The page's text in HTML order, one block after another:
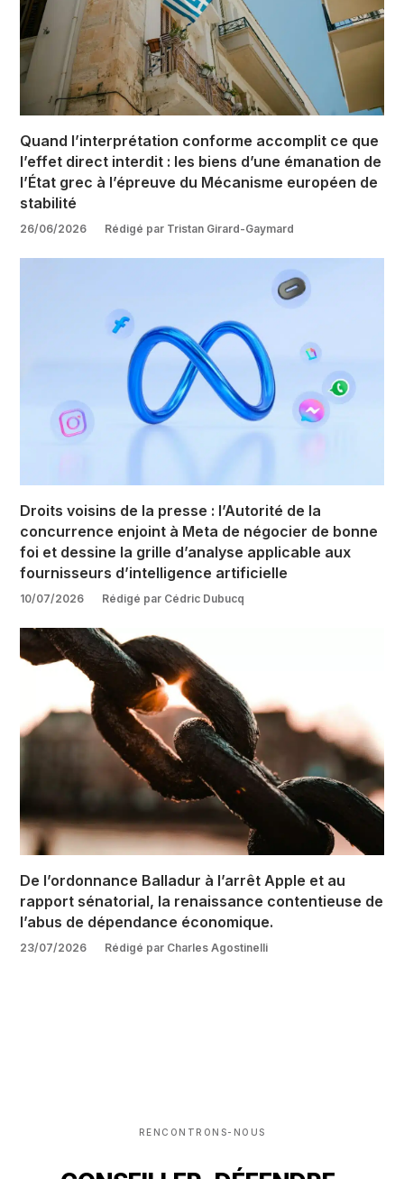
De l’ordonnance Balladur à l’arrêt Apple et au
rapport sénatorial, la renaissance contentieuse de
l’abus de dépendance économique.
23/07/2026 Rédigé par Charles Agostinelli
Droits voisins de la presse : l’Autorité de la
concurrence enjoint à Meta de négocier de bonne
foi et dessine la grille d’analyse applicable aux
fournisseurs d’intelligence artificielle
10/07/2026 Rédigé par Cédric Dubucq
Quand l’interprétation conforme accomplit ce que
l’effet direct interdit : les biens d’une émanation de
l’État grec à l’épreuve du Mécanisme européen de
stabilité
26/06/2026 Rédigé par Tristan Girard-Gaymard
RENCONTRONS-NOUS